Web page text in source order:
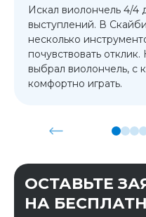
Искал виолончель 4/4
выступлений. В
несколько
почувствовать
выбрал виолончель, с
комфортно играть.
ОСТАВЬТЕ
НА